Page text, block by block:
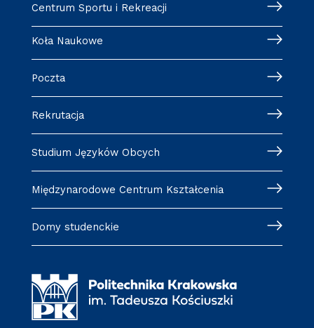
Centrum Sportu i Rekreacji
Koła Naukowe
Poczta
Rekrutacja
Studium Języków Obcych
Międzynarodowe Centrum Kształcenia
Domy studenckie